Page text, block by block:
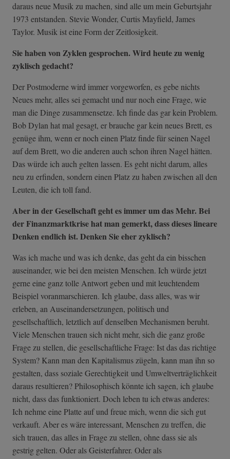
daraus neue Musik zu machen, sind alle um mein Geburtsjahr
1973 entstanden. Stevie Wonder, Curtis Mayfield, James
Taylor. Musik ist eine Form der Zeitlosigkeit.
Sie haben von Zyklen gesprochen. Wird heute zu wenig
zyklisch gedacht?
Der Postmoderne wird immer vorgeworfen, es gebe nichts
Neues mehr, alles sei gemacht und nur noch eine Frage, wie
man die Dinge zusammensetze. Ich finde das gar kein Problem.
Bob Dylan hat mal gesagt, er brauche gar kein neues Brett, es
genüge ihm, wenn er noch einen Platz finde für seinen Nagel
auf dem Brett, wo die anderen auch schon ihren Nagel hätten.
Das würde ich auch gelten lassen. Es geht nicht darum, alles
neu zu erfinden, sondern einen Platz zu haben zwischen all den
Leuten, die ich toll fand.
Aber in der Gesellschaft geht es immer um das Mehr. Bei
der Finanzmarktkrise hat man gemerkt, dass dieses lineare
Denken endlich ist. Denken Sie eher zyklisch?
Was ich mache und was ich denke, das geht da ein bisschen
auseinander, wie bei den meisten Menschen. Ich würde jetzt
gerne eine ganz tolle Antwort geben und mit leuchtendem
Beispiel voranmarschieren. Ich glaube, dass alles, was wir
erleben, an Auseinandersetzungen, politisch und
gesellschaftlich, letztlich auf denselben Mechanismen beruht.
Viele Menschen trauen sich nicht mehr, sich die ganz große
Frage zu stellen, die gesellschaftliche Frage: Ist das das richtige
System? Kann man den Kapitalismus zügeln, kann man ihn so
gestalten, dass soziale Gerechtigkeit und Umweltverträglichkeit
daraus resultieren? Philosophisch könnte ich sagen, ich glaube
nicht, dass das funktioniert. Doch leben tu ich etwas anderes:
Ich nehme eine Platte auf und freue mich, wenn die sich gut
verkauft. Aber es wäre interessant, Menschen zu treffen, die
sich trauen, das alles in Frage zu stellen, ohne dass sie als
gestrig gelten. Oder als Geisterfahrer. Oder als